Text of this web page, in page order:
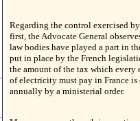
Regarding the control exercised
first, the Advocate General
law bodies have played a part in
put in place by the French
the amount of the tax which every
of electricity must pay in France is
annually by a ministerial order.